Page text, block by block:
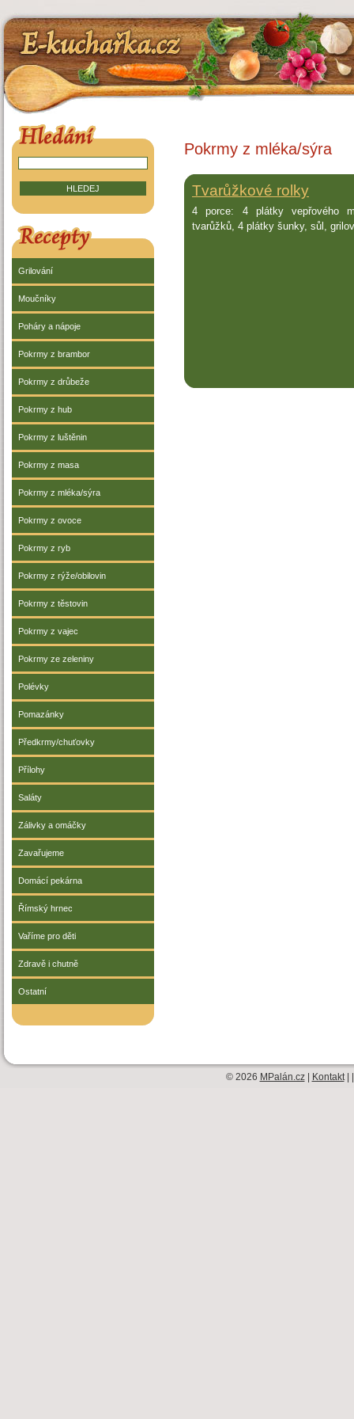
E-kuchařka.cz
Pokrmy z mléka/sýra
Tvarůžkové rolky
4 porce: 4 plátky vepřového
tvarůžků, 4 plátky šunky, sůl,
HLEDÁNÍ V RECEPTECH
RECEPTY
Grilování
Moučníky
Poháry a nápoje
Pokrmy z brambor
Pokrmy z drůbeže
Pokrmy z hub
Pokrmy z luštěnin
Pokrmy z masa
Pokrmy z mléka/sýra
Pokrmy z ovoce
Pokrmy z ryb
Pokrmy z rýže/obilovin
Pokrmy z těstovin
Pokrmy z vajec
Pokrmy ze zeleniny
Polévky
Pomazánky
Předkrmy/chuťovky
Přílohy
Saláty
Zálivky a omáčky
Zavařujeme
Domácí pekárna
Římský hrnec
Vaříme pro děti
Zdravě i chutně
Ostatní
© 2026 MPalán.cz| Kontakt|